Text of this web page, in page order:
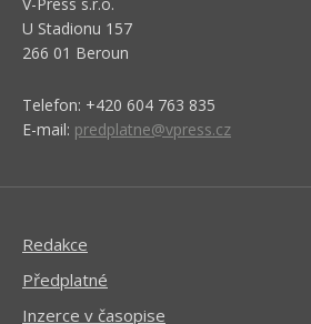
V-Press s.r.o.
U Stadionu 157
266 01 Beroun
Telefon: +420 604 763 835
E-mail: predplatne@vpress.cz
Redakce
Předplatné
Inzerce v časopise